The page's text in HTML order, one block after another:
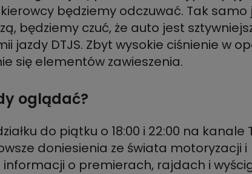
będziemy odczuwać. Tak samo
będziemy czuć, że auto jest
jazdy DTJS. Zbyt wysokie ciśnienie w
się elementów zawieszenia.
oglądać?
do piątku o 18:00 i 22:00 na kanale
doniesienia ze świata motoryzacji i
o premierach, rajdach i